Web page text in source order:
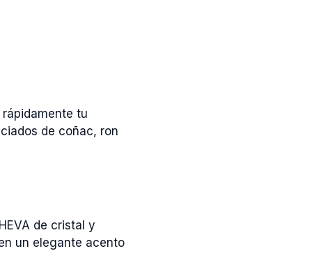
tu
de coñac, ron
de cristal y
un elegante acento